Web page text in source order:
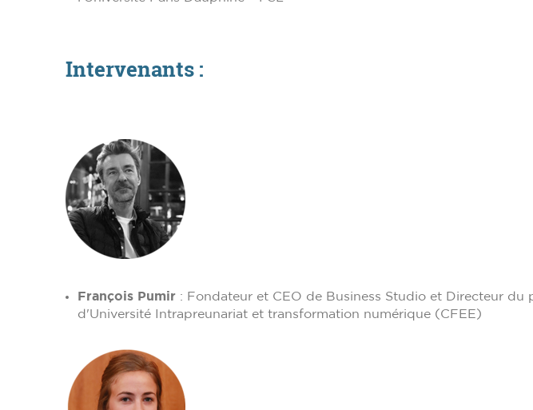
Intervenants :
François Pumir : Fondateur et CEO de Business Studio et Directeur du
d'Université Intrapreunariat et transformation numérique (CFEE)